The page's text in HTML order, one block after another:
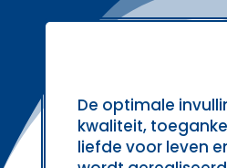
De optimale
kwaliteit,
liefde voor leven